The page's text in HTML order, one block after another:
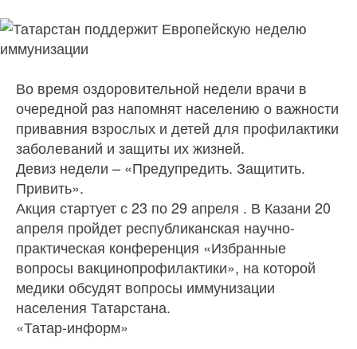
Во время оздоровительной недели врачи в
очередной раз напомнят населению о важности
привавния взрослых и детей для профилактики
заболеваний и защиты их жизней.
Девиз недели – «Предупредить. Защитить.
Привить».
Акция стартует с 23 по 29 апреля . В Казани 20
апреля пройдет республиканская научно-
практическая конференция «Избранные
вопросы вакцинопрофилактики», на которой
медики обсудят вопросы иммунизации
населения Татарстана.
«Татар-информ»